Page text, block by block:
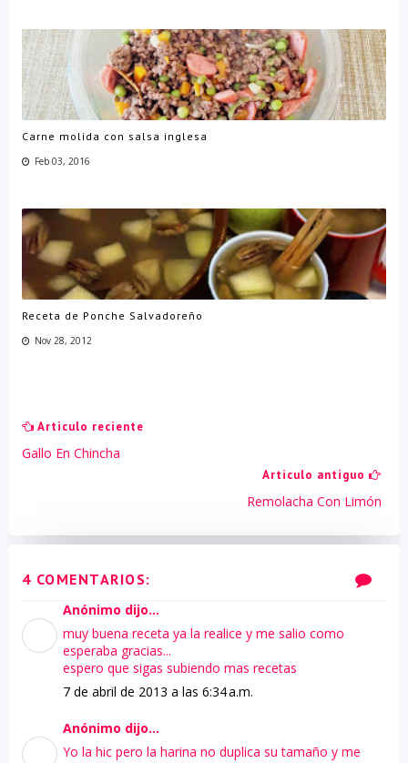
Carne molida con salsa inglesa
Feb 03, 2016
Receta de Ponche Salvadoreño
Nov 28, 2012
Articulo reciente
Gallo En Chincha
Articulo antiguo
Remolacha Con Limón
4 COMENTARIOS:
Anónimo dijo...
muy buena receta ya la realice y me salio como
esperaba gracias...
espero que sigas subiendo mas recetas
7 de abril de 2013 a las 6:34 a.m.
Anónimo dijo...
Yo la hic pero la harina no duplica su tamaño y me